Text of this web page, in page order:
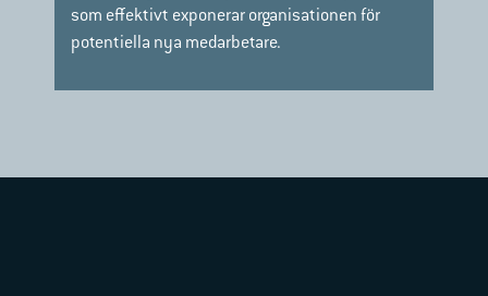
som effektivt exponerar organisationen för
potentiella nya medarbetare.